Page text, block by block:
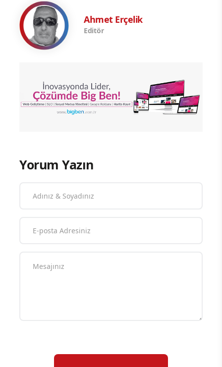
Ahmet Erçelik
Editör
Yorum Yazın